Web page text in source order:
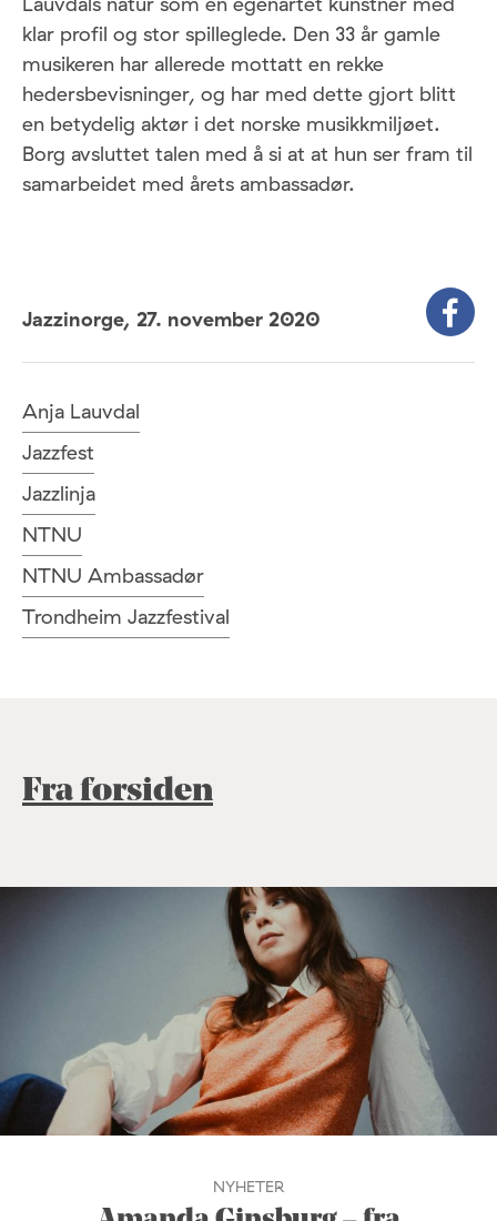
klar profil og stor spilleglede. Den 33 år gamle
musikeren har allerede mottatt en rekke
hedersbevisninger, og har med dette gjort blitt
en betydelig aktør i det norske musikkmiljøet.
Borg avsluttet talen med å si at at hun ser fram til
samarbeidet med årets ambassadør.
Jazzinorge, 27. november 2020
Anja Lauvdal
Jazzfest
Jazzlinja
NTNU
NTNU Ambassadør
Trondheim Jazzfestival
Fra forsiden
NYHETER